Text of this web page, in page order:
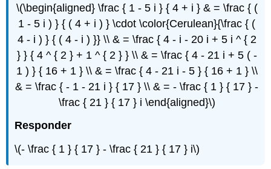
\(\begin{aligned} \frac { 1 - 5 i } { 4 + i } & = \frac { (
1 - 5 i ) } { ( 4 + i ) } \cdot \color{Cerulean}{\frac { (
4 - i ) } { ( 4 - i ) }} \\ & = \frac { 4 - i - 20 i + 5 i ^ { 2
} } { 4 ^ { 2 } + 1 ^ { 2 } } \\ & = \frac { 4 - 21 i + 5 ( -
1 ) } { 16 + 1 } \\ & = \frac { 4 - 21 i - 5 } { 16 + 1 } \\
& = \frac { - 1 - 21 i } { 17 } \\ & = - \frac { 1 } { 17 } -
\frac { 21 } { 17 } i \end{aligned}\)
Responder
\(- \frac { 1 } { 17 } - \frac { 21 } { 17 } i\)